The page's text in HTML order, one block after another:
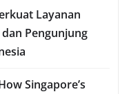
Layanan
Pengunjung
Singapore’s